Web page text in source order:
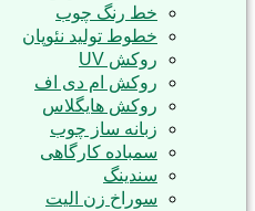
خط رنگ چوب
خطوط تولید نئوپان
روکش UV
روکش ام دی اف
روکش هایگلاس
زبانه ساز چوب
سمباده کارگاهی
سندینگ
سوراخ زن الیت